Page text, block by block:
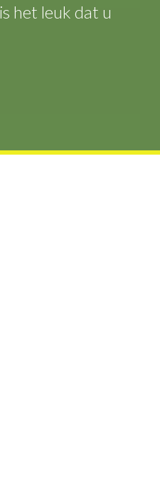
het leuk dat u